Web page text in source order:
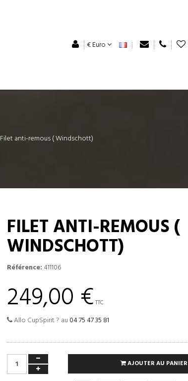
€ Euro
Filet anti-remous ( Windschott)
FILET ANTI-REMOUS (
WINDSCHOTT)
Référence: 411106
249,00 € TTC
Allo CupSpirit ? au 04 75 47 35 81
AJOUTER AU PANIER